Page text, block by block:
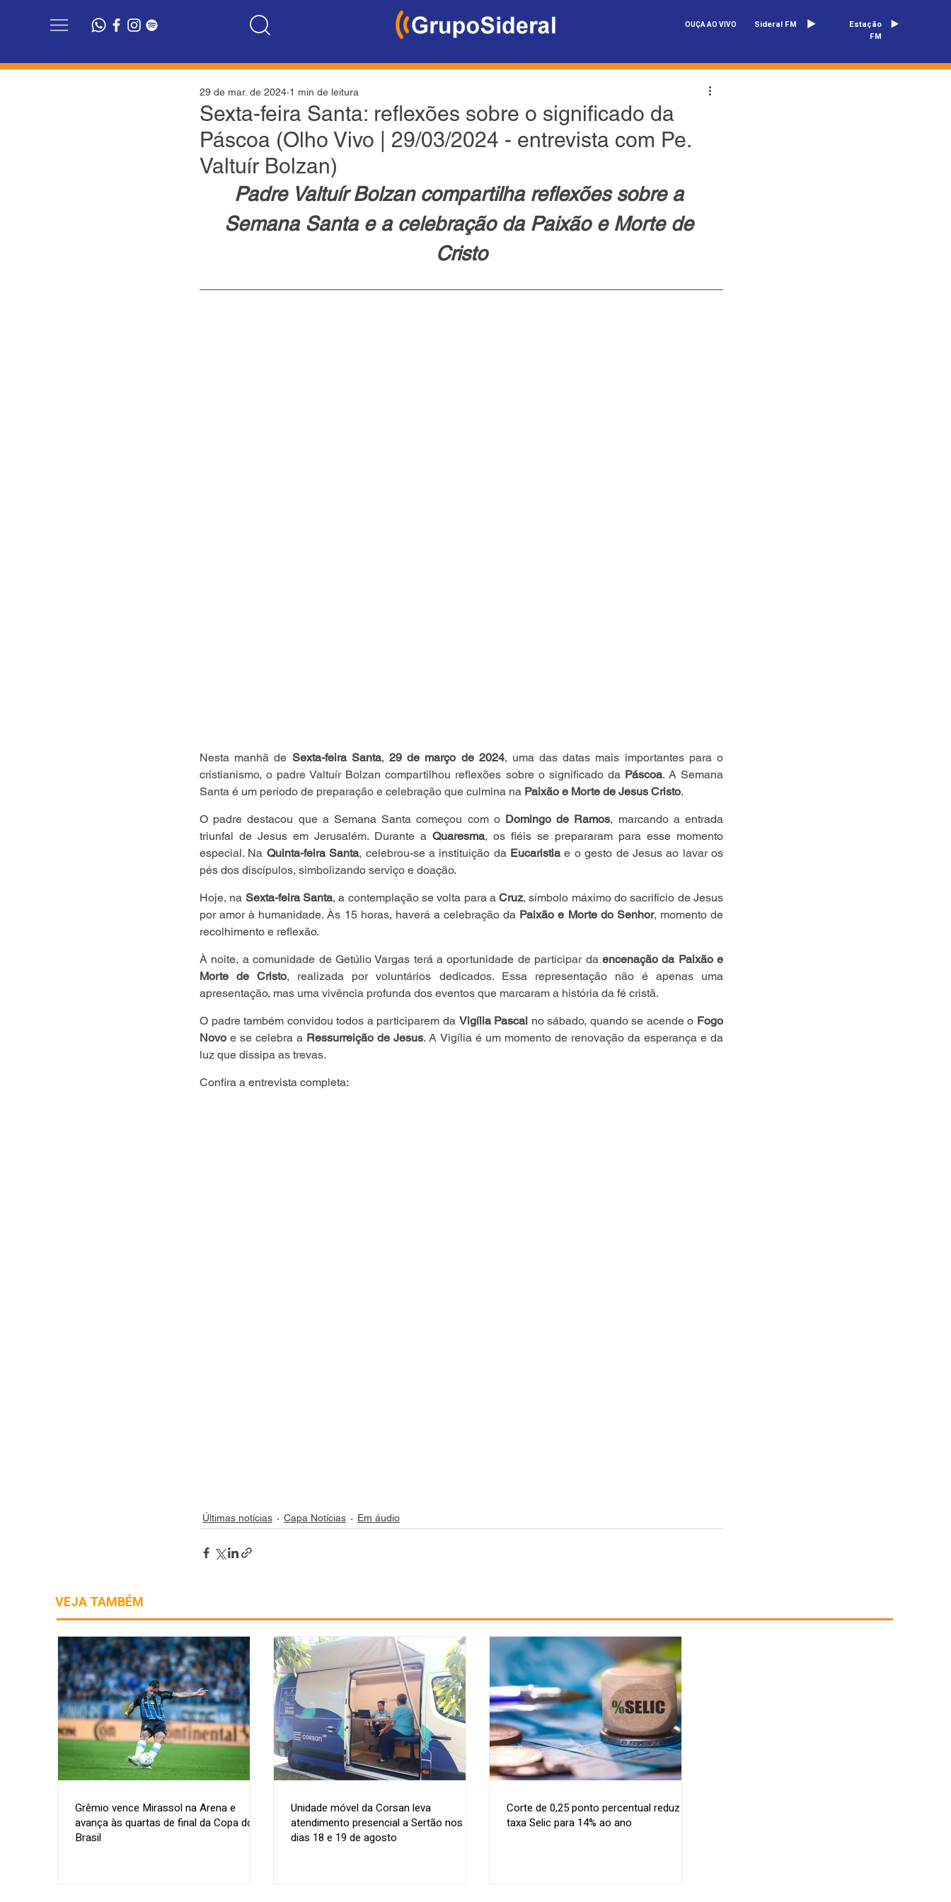
OUÇA AO VIVO Sideral FM
Estação
FM
Sexta-feira Santa: reflexões sobre o significado da
Páscoa (Olho Vivo | 29/03/2024 - entrevista com Pe.
Valtuír Bolzan)
29 de mar. de 2024 1 min de leitura
Padre Valtuír Bolzan compartilha reflexões sobre a
Semana Santa e a celebração da Paixão e Morte de
Cristo
Nesta manhã de Sexta-feira Santa, 29 de março de 2024, uma das datas mais importantes para o
cristianismo, o padre Valtuír Bolzan compartilhou reflexões sobre o significado da Páscoa. A Semana
Santa é um período de preparação e celebração que culmina na Paixão e Morte de Jesus Cristo.
O padre destacou que a Semana Santa começou com o Domingo de Ramos, marcando a entrada
triunfal de Jesus em Jerusalém. Durante a Quaresma, os fiéis se prepararam para esse momento
especial. Na Quinta-feira Santa, celebrou-se a instituição da Eucaristia e o gesto de Jesus ao lavar os
pés dos discípulos, simbolizando serviço e doação.
Hoje, na Sexta-feira Santa, a contemplação se volta para a Cruz, símbolo máximo do sacrifício de Jesus
por amor à humanidade. Às 15 horas, haverá a celebração da Paixão e Morte do Senhor, momento de
recolhimento e reflexão.
À noite, a comunidade de Getúlio Vargas terá a oportunidade de participar da encenação da Paixão e
Morte de Cristo, realizada por voluntários dedicados. Essa representação não é apenas uma
apresentação, mas uma vivência profunda dos eventos que marcaram a história da fé cristã.
O padre também convidou todos a participarem da Vigília Pascal no sábado, quando se acende o Fogo
Novo e se celebra a Ressurreição de Jesus. A Vigília é um momento de renovação da esperança e da
luz que dissipa as trevas.
Confira a entrevista completa:
Últimas notícias Capa Notícias Em áudio
VEJA TAMBÉM
Grêmio vence Mirassol na Arena e
avança às quartas de final da Copa do
Brasil
Unidade móvel da Corsan leva
atendimento presencial a Sertão nos
dias 18 e 19 de agosto
Corte de 0,25 ponto percentual reduz
taxa Selic para 14% ao ano